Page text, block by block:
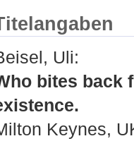
Uli:
bites back
Keynes,